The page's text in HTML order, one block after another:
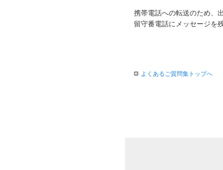
携帯電話への転送のため、
留守番電話にメッセージを
よくあるご質問集トップへ